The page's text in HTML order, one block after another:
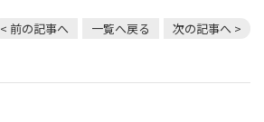
< 前の記事へ 一覧へ戻る 次の記事へ >